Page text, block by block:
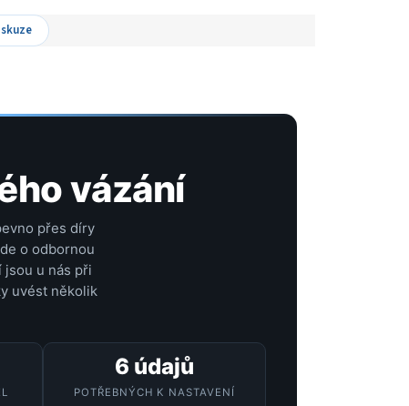
vázání
přes díry
o odbornou
jsou u nás při
uvést několik
6 údajů
POTŘEBNÝCH K NASTAVENÍ